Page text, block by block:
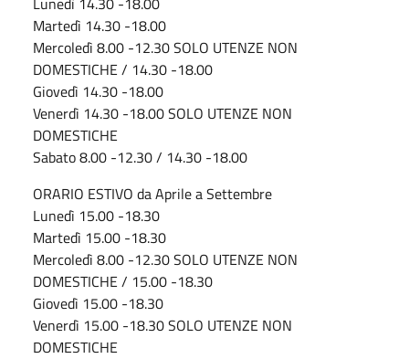
Martedì 14.30 -18.00
Mercoledì 8.00 -12.30 SOLO UTENZE NON
DOMESTICHE / 14.30 -18.00
Giovedì 14.30 -18.00
Venerdì 14.30 -18.00 SOLO UTENZE NON
DOMESTICHE
Sabato 8.00 -12.30 / 14.30 -18.00
ORARIO ESTIVO da Aprile a Settembre
Lunedì 15.00 -18.30
Martedì 15.00 -18.30
Mercoledì 8.00 -12.30 SOLO UTENZE NON
DOMESTICHE / 15.00 -18.30
Giovedì 15.00 -18.30
Venerdì 15.00 -18.30 SOLO UTENZE NON
DOMESTICHE